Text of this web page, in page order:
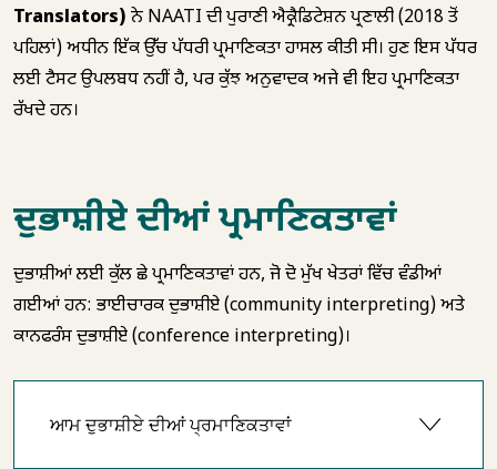
Translators) ਨੇ NAATI ਦੀ ਪੁਰਾਣੀ ਐਕ੍ਰੈਡਿਟੇਸ਼ਨ ਪ੍ਰਣਾਲੀ (2018 ਤੋਂ
ਪਹਿਲਾਂ) ਅਧੀਨ ਇੱਕ ਉੱਚ ਪੱਧਰੀ ਪ੍ਰਮਾਣਿਕਤਾ ਹਾਸਲ ਕੀਤੀ ਸੀ। ਹੁਣ ਇਸ ਪੱਧਰ
ਲਈ ਟੈਸਟ ਉਪਲਬਧ ਨਹੀਂ ਹੈ, ਪਰ ਕੁੱਝ ਅਨੁਵਾਦਕ ਅਜੇ ਵੀ ਇਹ ਪ੍ਰਮਾਣਿਕਤਾ
ਰੱਖਦੇ ਹਨ।
ਦੁਭਾਸ਼ੀਏ ਦੀਆਂ ਪ੍ਰਮਾਣਿਕਤਾਵਾਂ
ਦੁਭਾਸ਼ੀਆਂ ਲਈ ਕੁੱਲ ਛੇ ਪ੍ਰਮਾਣਿਕਤਾਵਾਂ ਹਨ, ਜੋ ਦੋ ਮੁੱਖ ਖੇਤਰਾਂ ਵਿੱਚ ਵੰਡੀਆਂ
ਗਈਆਂ ਹਨ: ਭਾਈਚਾਰਕ ਦੁਭਾਸ਼ੀਏ (community interpreting) ਅਤੇ
ਕਾਨਫਰੰਸ ਦੁਭਾਸ਼ੀਏ (conference interpreting)।
ਆਮ ਦੁਭਾਸ਼ੀਏ ਦੀਆਂ ਪ੍ਰਮਾਣਿਕਤਾਵਾਂ